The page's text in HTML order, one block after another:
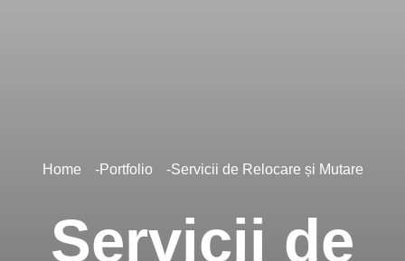
Home Portfolio Servicii de Relocare și Mutare
Servicii de